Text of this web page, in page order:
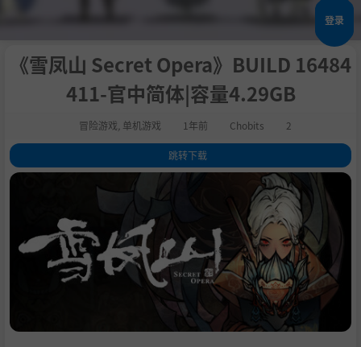
登录
《雪凤山 Secret Opera》BUILD 16484
411-官中简体|容量4.29GB
冒险游戏 单机游戏 1年前 Chobits 2
跳转下载
1.关于这款游戏
支持作者
.学习